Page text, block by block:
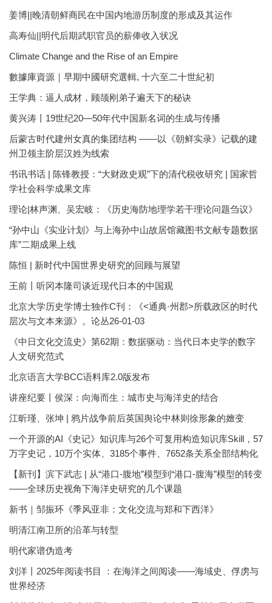
姜博||晚清朝鲜商民在中国内地游历制度的形成及其运作
高寿仙||明代后期武职官员的薪俸收入状况
Climate Change and the Rise of an Empire
數據庫資源｜早期中國研究選輯, 十六至二十世紀初
王学典：逼人成材，顾颉刚弟子遍天下的秘诀
黄兴涛丨19世纪20—50年代中国新名词的生成与传播
后蒙古时代建州女真的集团结构 ——以《朝鲜实录》记载的建
州卫领主阶层汉姓为线索
书讯书话 | 陈锋教授：“大财政史观”下的清代税收研究 | 国家哲
学社会科学成果文库
理论|林声渊、吴宏岐：《历史海防地理学若干理论问题刍议》
“孙中山《实业计划》与上海孙中山故居馆藏图书文献专题数据
库”二期成果上线
陈恒 | 新时代中国世界史研究的回顾与展望
王前丨听冈本隆司谈近现代日本的中国观
北京大学历史学博士独作C刊：《<通典·州郡>所载政区的时代
层次与文本来源》。论丛26-01-03
《中日文化交流史》第62期：数据驱动：当代日本史学的数字
人文研究范式
北京语言大学BCC语料库2.0版发布
讲座纪要丨侯深：向海而生：城市史与海洋史的结合
江昕瑾、张坤 | 鸦片战争前后英国舆论中林则徐形象的嬗变
一个开源的AI《史记》知识库与26个可复用构造知识库Skill，57
万字史记，10万个实体、3185个事件、7652条关系全部结构化
【新刊】滨下武志 | 从“港口-腹地”模型到“港口-腹海”模型的转变
——全球历史视角下海洋史研究的几个课题
新书｜邹振环《季风亚非：文化交流与郑和下西洋》
明清江南卫所的沿革与转型
明代家谱伪造考
刘洋丨2025年阅读书目 ：在海洋之间阅读——海域史、俘虏与
世界经济